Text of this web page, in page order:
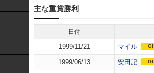
主な重賞勝利
日付
1999/11/21 マイル GI
1999/06/13 安田記 GI